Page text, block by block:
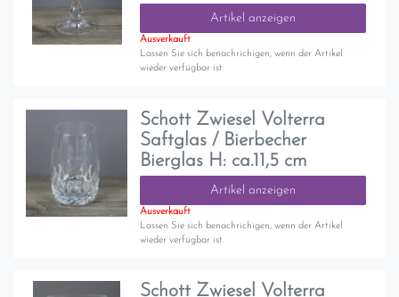
Artikel anzeigen
Ausverkauft
Lassen Sie sich benachrichigen, wenn der Artikel
wieder verfügbar ist.
Schott Zwiesel Volterra
Saftglas / Bierbecher
Bierglas H: ca.11,5 cm
Artikel anzeigen
Ausverkauft
Lassen Sie sich benachrichigen, wenn der Artikel
wieder verfügbar ist.
Schott Zwiesel Volterra